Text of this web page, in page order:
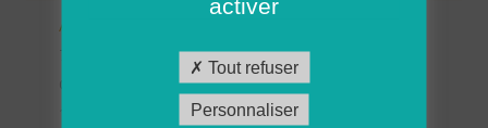
Auxiliaire de vie sociale - Randens (73220) (H/F)
activer
Tout refuser
Personnaliser